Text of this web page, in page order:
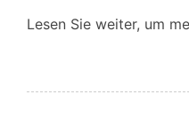
Lesen Sie weiter, um